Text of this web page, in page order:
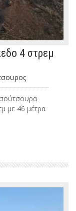
4 στρεμ
με 46 μέτρα